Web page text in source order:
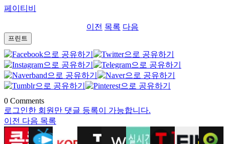
페이티비
이전 목록 다음
프린트
0 Comments
로그인한 회원만 댓글 등록이 가능합니다.
이전 다음 목록